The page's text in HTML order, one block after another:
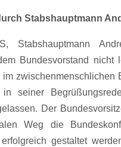
Stabshauptmann
Stabshauptmann
Bundesvorstand nicht
seiner
Der
Weg die
gestaltet